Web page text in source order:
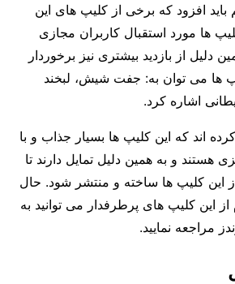
افزود که برخی از کلیپ های این
ها مورد استقبال کاربران مجازی
دلیل از بازدید بیشتری نیز برخوردار
ها می توان به: جفت شیش، لبخند
اشاره کرد.
اند که این کلیپ ها بسیار جذاب و با
هستند و به همین دلیل تمایل دارند تا
کلیپ ها ساخته و منتشر شود. حال
این کلیپ های پرطرفدار می توانید به
مراجعه نمایید.